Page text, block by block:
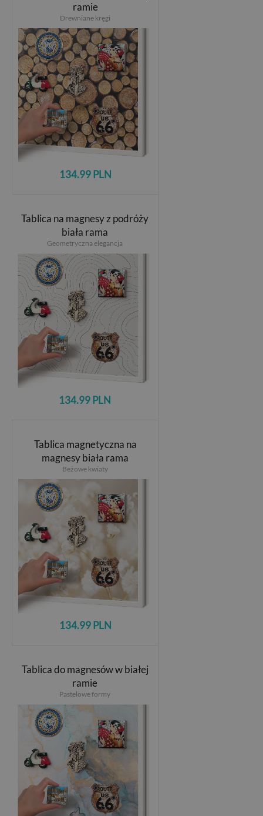
ramie
Drewniane kręgi
134.99 PLN
Tablica na magnesy z podróży
biała rama
Geometryczna elegancja
134.99 PLN
Tablica magnetyczna na
magnesy biała rama
Beżowe kwiaty
134.99 PLN
Tablica do magnesów w białej
ramie
Pastelowe formy